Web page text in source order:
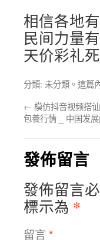
相信各地
民间力量
天价彩礼
分類: 未分類。這篇
← 模仿抖音视频搭
包養行情 _ 中国发
發佈留言
發佈留言
標示為 *
留言 *